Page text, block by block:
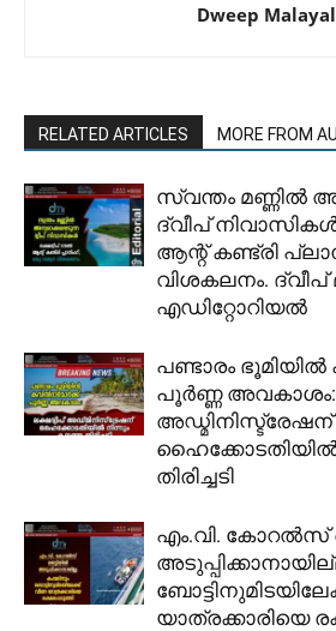
Dweep
RELATED ARTICLES MORE FROM
സ്വന്തം മണ്ണിൽ
ദ്വീപ്
ആന്റ് കണ്ട്രി
വിശകലനം. ദ്വീപ്
എഡിറ്റോറിയൽ
പണ്ടാരം ഭൂമിയിൽ
പൂർണ്ണ അവകാശം:
അഡ്മിനിസ്ട്രേഷന്
ഹൈക്കോടതിയിൽ
തിരിച്ചടി
​എം.വി. കോറൽസ്
യാത്രക്കാരിയെ